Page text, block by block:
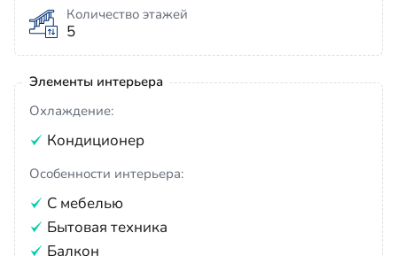
Количество этажей
5
Элементы интерьера
Охлаждение:
Кондиционер
Особенности интерьера:
С мебелью
Бытовая техника
Балкон